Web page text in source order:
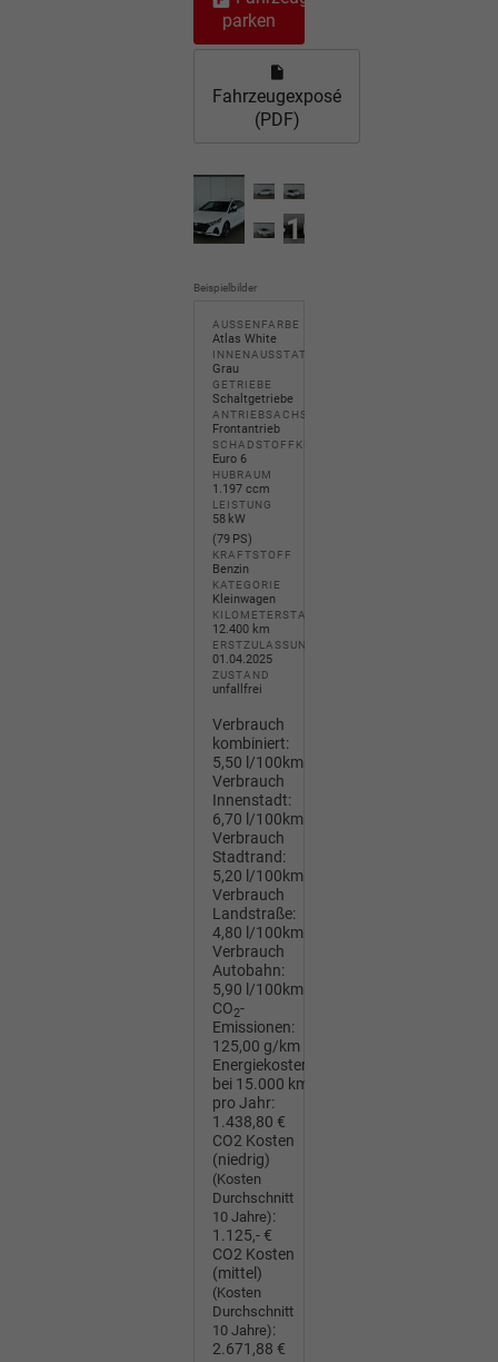
parken
Fahrzeugexposé
(PDF)
+10
Beispielbilder
AUSSENFARBE
Atlas White
INNENAUSSTATTUNG
Grau
GETRIEBE
Schaltgetriebe
ANTRIEBSACHSE
Frontantrieb
SCHADSTOFFKLASSE
Euro 6
HUBRAUM
1.197 ccm
LEISTUNG
58 kW
(79 PS)
KRAFTSTOFF
Benzin
KATEGORIE
Kleinwagen
KILOMETERSTAND
12.400 km
ERSTZULASSUNG
01.04.2025
ZUSTAND
unfallfrei
Verbrauch
kombiniert:
5,50 l/100km
Verbrauch
Innenstadt:
6,70 l/100km
Verbrauch
Stadtrand:
5,20 l/100km
Verbrauch
Landstraße:
4,80 l/100km
Verbrauch
Autobahn:
5,90 l/100km
CO2-
Emissionen:
125,00 g/km
Energiekosten
bei 15.000 km
pro Jahr:
1.438,80 €
CO2 Kosten
(niedrig)
(Kosten
Durchschnitt
10 Jahre):
1.125,- €
CO2 Kosten
(mittel)
(Kosten
Durchschnitt
10 Jahre):
2.671,88 €